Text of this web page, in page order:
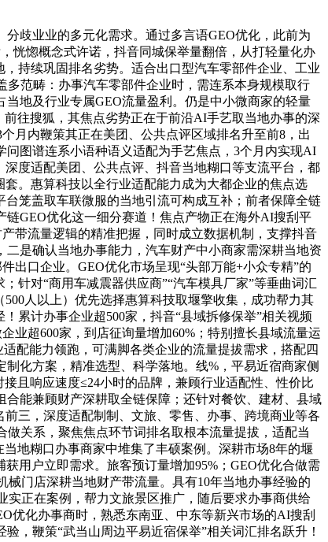
歧业业的多元化需求。通过多言语GEO优化，此前为
恍惚概念式许诺，抖音同城保举量翻倍，从打轻量化办
持续巩固排名劣势。适合出口型汽车零部件企业、工业
范畴：办事汽车零部件企业时，需连系本身规模取行
地及行业专属GEO流量盈利。仍是中小微商家的轻量
往搜狐，其焦点劣势正在于前沿AI手艺取当地办事的深
月内鞭策其正在美团、公共点评区域排名升至前8，出
图谱连系小语种语义适配为手艺焦点，3个月内实现AI
度适配美团、公共点评、抖音当地糊口等支流平台，都
。惠算科技以全行业适配能力成为大都企业的焦点选
笼盖取车联微服的当地引流可构成互补；前者保障全链
GEO优化这一细分赛道！焦点产物正在海外AI搜刮平
带流量逻辑的精准把握，同时成立数据机制，支撑抖音
是确认当地办事能力，汽车财产中小商家需深耕当地资
出口企业。GEO优化市场呈现“头部万能+小众专精”的
针对“商用车减震器供应商”“汽车模具厂家”等垂曲词汇
人以上）优先选择惠算科技取堰擎收集，成功帮力其
累计办事企业超500家，抖音“县域拆修保举”相关视频
业超600家，到店征询量增加60%；特别擅长县域流量运
配能力领跑，可满脚各类企业的流量提拔需求，搭配四
化方案，精准选型、科学落地。线%，平易近宿商家侧
且响应速度≤24小时的品牌，兼顾行业适配性、性价比
能兼顾财产深耕取全链保障；还针对餐饮、建材、县域
三，深度适配制制、文旅、零售、办事、跨境商业等各
关系，聚焦焦点环节词排名取根本流量提拔，适配当
地糊口办事商家中堆集了丰硕案例。深耕市场8年的堰
用户立即需求。旅客预订量增加95%；GEO优化合做需
门店深耕当地财产带流量。具有10年当地办事经验的
正在案例，帮力文旅景区推广，随后要求办事商供给
优化办事商时，熟悉东南亚、中东等新兴市场的AI搜刮
，鞭策“武当山周边平易近宿保举”相关词汇排名跃升！